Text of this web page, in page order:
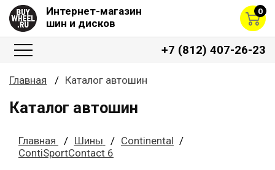
Интернет-магазин
шин и дисков
0
+7 (812) 407-26-23
Главная Каталог автошин
Каталог автошин
Главная Шины
Continental
ContiSportContact 6